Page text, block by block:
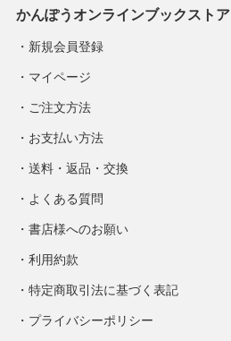
かんぽうオンラインブックストア
新規会員登録
マイページ
ご注文方法
お支払い方法
送料・返品・交換
よくある質問
書店様へのお願い
利用約款
特定商取引法に基づく表記
プライバシーポリシー